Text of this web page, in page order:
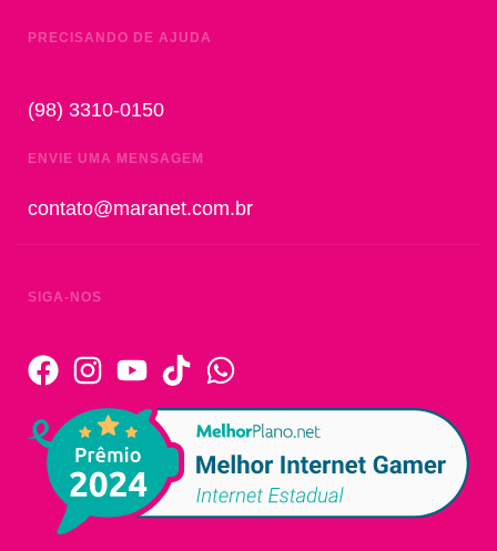
PRECISANDO DE AJUDA
(98) 3310-0150
ENVIE UMA MENSAGEM
contato@maranet.com.br
SIGA-NOS